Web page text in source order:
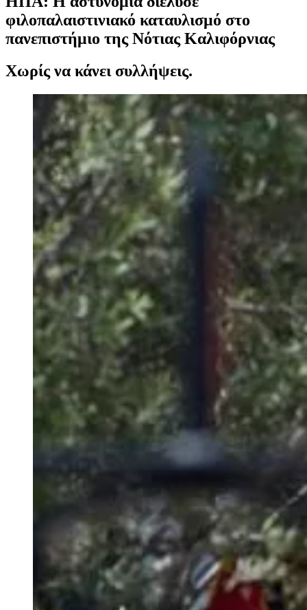
φιλοπαλαιστινιακό καταυλισμό στο
πανεπιστήμιο της Νότιας Καλιφόρνιας
Xωρίς να κάνει συλλήψεις.